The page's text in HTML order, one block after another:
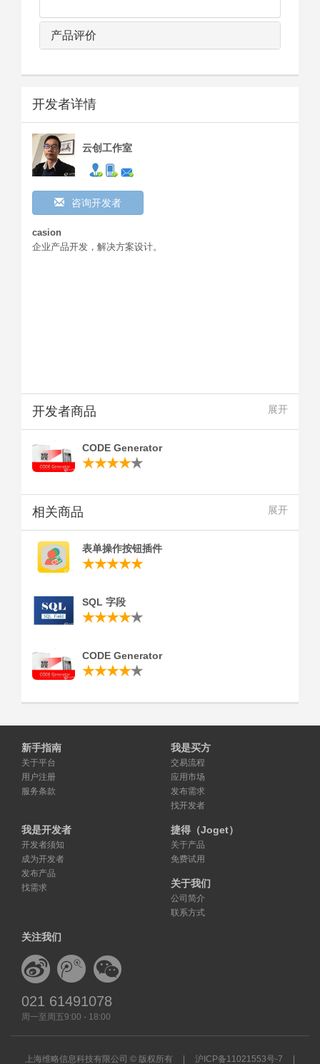
产品评价
开发者详情
云创工作室
咨询开发者
casion
企业产品开发，解决方案设计。
开发者商品 展开
CODE Generator
相关商品 展开
表单操作按钮插件
SQL 字段
CODE Generator
新手指南
关于平台
用户注册
服务条款
我是买方
交易流程
应用市场
发布需求
找开发者
我是开发者
开发者须知
成为开发者
发布产品
找需求
捷得（Joget）
关于产品
免费试用
关于我们
公司简介
联系方式
关注我们
021 61491078
周一至周五9:00 - 18:00
上海维略信息科技有限公司 © 版权所有 沪ICP备11021553号-7